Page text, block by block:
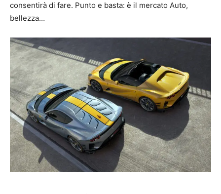
consentirà di fare. Punto e basta: è il mercato Auto,
bellezza…